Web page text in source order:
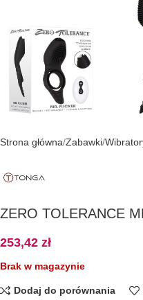
Strona główna Zabawki
ZERO TOLERANCE
253,42 zł
Brak w magazynie
Dodaj do porównania